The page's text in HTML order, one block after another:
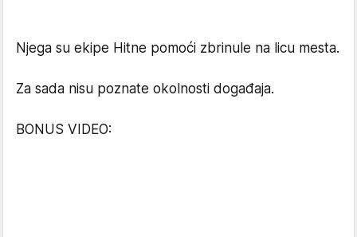
Njega su ekipe Hitne pomoći zbrinule na licu mesta.
Za sada nisu poznate okolnosti događaja.
BONUS VIDEO: